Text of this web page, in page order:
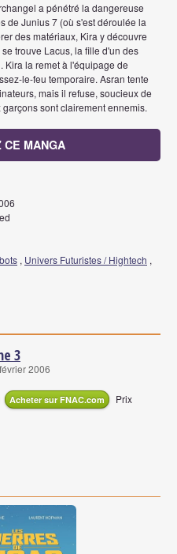
a pénétré la dangereuse
de Junius 7 (où s'est déroulée la
des matériaux, Kira y découvre
trouve Lacus, la fille d'un des
Kira la remet à l'équipage de
le-feu temporaire. Asran tente
mais il refuse, soucieux de
sont clairement ennemis.
MANGA
, Univers Futuristes / Hightech ,
3
2006
Acheter sur FNAC.com
Prix